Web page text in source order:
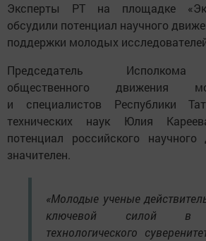
Эксперты РТ на площадке
обсудили потенциал научного
поддержки молодых
Председатель Исполкома
общественного движения
и специалистов Республики
технических наук Юлия
потенциал российского
значителен.
«Молодые ученые
ключевой силой в
технологического